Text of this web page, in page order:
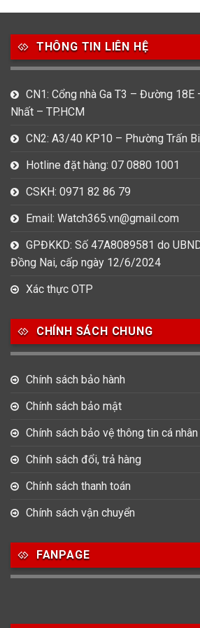
Movado Ogival
3
Omega Orient
Salvatore Ferragamo Seiko
Tag Heuer Thomas Earnshaw
6
Máy Cơ Máy Eco Drive
753
Nam Nữ
Nước sản xuất
Anh Quốc Áo
Mỹ Nhật
3
Thụy Sỹ
27
Ý
THÔNG TIN LIÊN HỆ
CN1: Cổng nhà Ga T3 – Đường 18E
Nhất – TP.HCM
CN2: A3/40 KP10 – Phường Trấn
Hotline đặt hàng: 07 0880 1001
CSKH: 0971 82 86 79
Email: Watch365.vn@gmail.com
GPĐKKD: Số 47A8089581 do
Đồng Nai, cấp ngày 12/6/2024
Xác thực OTP
CHÍNH SÁCH CHUNG
Chính sách bảo hành
Chính sách bảo mật
Chính sách bảo vệ thông tin cá nhân
Chính sách đổi, trả hàng
Chính sách thanh toán
Chính sách vận chuyển
FANPAGE